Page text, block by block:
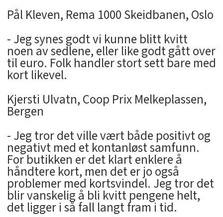
Pål Kleven, Rema 1000 Skeidbanen, Oslo
- Jeg synes godt vi kunne blitt kvitt
noen av sedlene, eller like godt gått over
til euro. Folk handler stort sett bare med
kort likevel.
Kjersti Ulvatn, Coop Prix Melkeplassen,
Bergen
- Jeg tror det ville vært både positivt og
negativt med et kontanløst samfunn.
For butikken er det klart enklere å
håndtere kort, men det er jo også
problemer med kortsvindel. Jeg tror det
blir vanskelig å bli kvitt pengene helt,
det ligger i så fall langt fram i tid.